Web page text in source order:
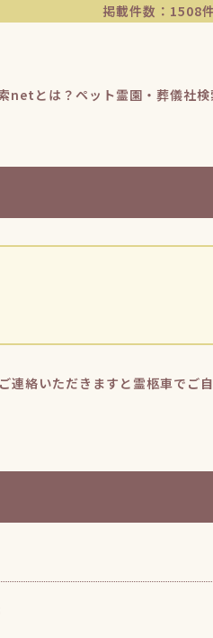
掲載件数：1508
netとは？ペット霊園・葬儀社検
連絡いただきますと霊柩車でご